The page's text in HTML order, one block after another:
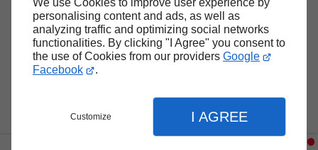
We use Cookies to improve user experience by
personalising content and ads, as well as
analyzing traffic and optimizing social networks
functionalities. By clicking "I Agree" you consent to
the use of Cookies from our providers Google
Facebook
.
Customize I AGREE
Haut de page